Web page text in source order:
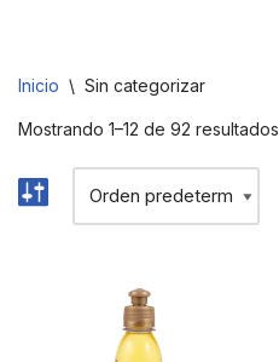
al
contenido
Inicio \ Sin categorizar
Mostrando 1–12 de 92 resultados